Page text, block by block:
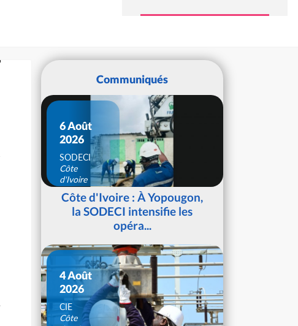
Communiqués
6 Août
2026
SODECI
Côte
d'Ivoire
Côte d'Ivoire : À Yopougon,
la SODECI intensifie les
opéra...
4 Août
2026
CIE
Côte